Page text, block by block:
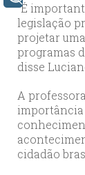
“É
legislação
projetar
programas
disse
A
cidadão